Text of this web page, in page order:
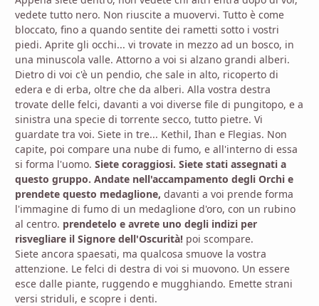
vedete tutto nero. Non riuscite a muovervi. Tutto è come
bloccato, fino a quando sentite dei rametti sotto i vostri
piedi. Aprite gli occhi... vi trovate in mezzo ad un bosco, in
una minuscola valle. Attorno a voi si alzano grandi alberi.
Dietro di voi c'è un pendio, che sale in alto, ricoperto di
edera e di erba, oltre che da alberi. Alla vostra destra
trovate delle felci, davanti a voi diverse file di pungitopo, e a
sinistra una specie di torrente secco, tutto pietre. Vi
guardate tra voi. Siete in tre... Kethil, Ihan e Flegias. Non
capite, poi compare una nube di fumo, e all'interno di essa
si forma l'uomo. Siete coraggiosi. Siete stati assegnati a
questo gruppo. Andate nell'accampamento degli Orchi e
prendete questo medaglione, davanti a voi prende forma
l'immagine di fumo di un medaglione d'oro, con un rubino
al centro. prendetelo e avrete uno degli indizi per
risvegliare il Signore dell'Oscurità! poi scompare.
Siete ancora spaesati, ma qualcosa smuove la vostra
attenzione. Le felci di destra di voi si muovono. Un essere
esce dalle piante, ruggendo e mugghiando. Emette strani
versi striduli, e scopre i denti.